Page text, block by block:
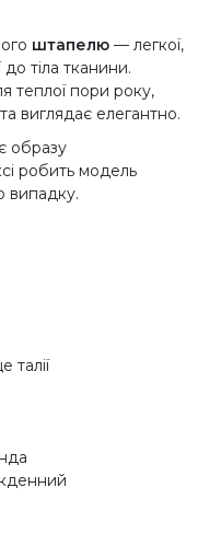
штапелю — легкої,
тіла тканини.
теплої пори року,
виглядає елегантно.
образу
робить модель
випадку.
талії